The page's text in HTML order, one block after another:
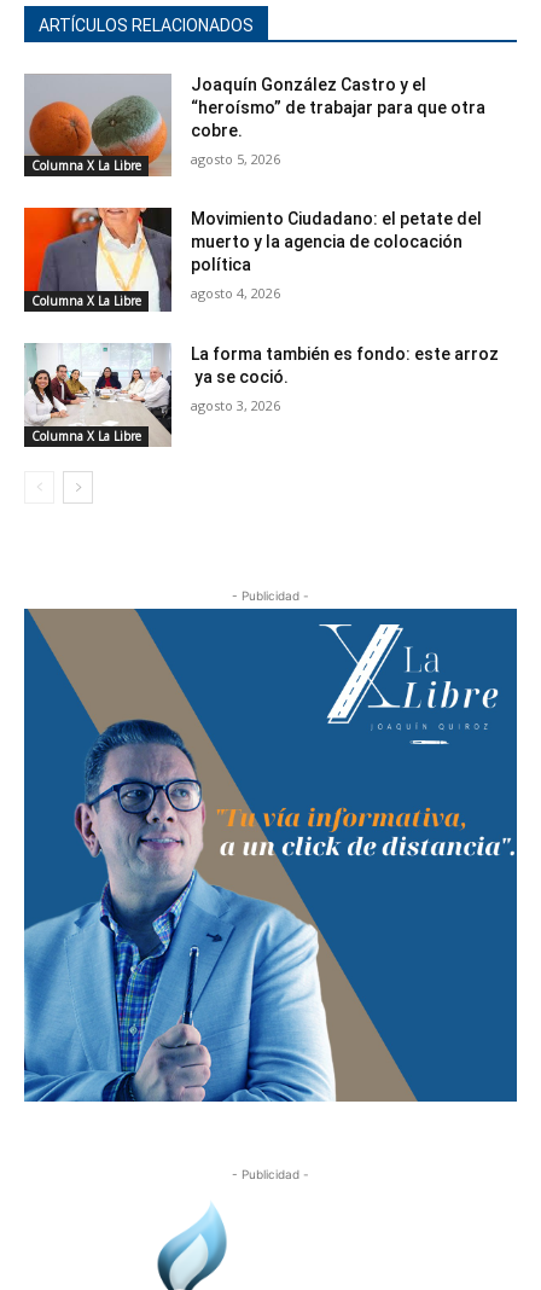
ARTÍCULOS RELACIONADOS
Columna X La Libre
Joaquín González Castro y el
“heroísmo” de trabajar para que otra
cobre.
agosto 5, 2026
Columna X La Libre
Movimiento Ciudadano: el petate del
muerto y la agencia de colocación
política
agosto 4, 2026
Columna X La Libre
La forma también es fondo: este arroz
ya se coció.
agosto 3, 2026
- Publicidad -
- Publicidad -